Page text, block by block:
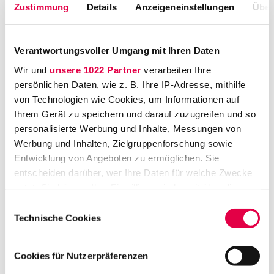
Zustimmung Details Anzeigeneinstellungen
Verantwortungsvoller Umgang mit Ihren Daten
Wir und unsere 1022 Partner verarbeiten Ihre
persönlichen Daten, wie z. B. Ihre IP-Adresse, mithilfe
von Technologien wie Cookies, um Informationen auf
Ihrem Gerät zu speichern und darauf zuzugreifen und so
personalisierte Werbung und Inhalte, Messungen von
Werbung und Inhalten, Zielgruppenforschung sowie
Entwicklung von Angeboten zu ermöglichen. Sie
entscheiden darüber, wer Ihre Daten für welche Zwecke
Trigger Symbol ändern oder widerrufen
Informationen über Ihre geografische Lage
Technische Cookies
Cookies für Nutzerpräferenzen
unter jungen Juristen stammen zur guten
Hälfte von Studenten, zu rund einem Viertel
Doktoranden, Wirtschaftsjuristen und
Volljuristen am Anfang ihrer beruflichen
Laufbahn. Unter den 2.147 Teilnehmern mit
bereits abgeschlossener Erster juristischer
Prüfung befinden sich knapp 1.000, die ein
vollbefriedigend oder besser erzielen
konnten.
In 35 Fragen geben die Teilnehmer u.a.
bevorstehende Berufsleben. Dabei bestätigt
Generation Y sogar noch deutlicher als im